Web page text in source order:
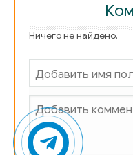
Ничего не найдено.